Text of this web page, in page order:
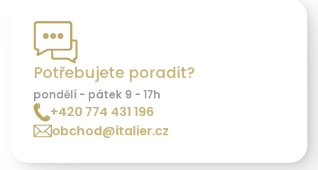
Potřebujete poradit?
pondělí - pátek 9 - 17h
+420 774 431 196
obchod@italier.cz